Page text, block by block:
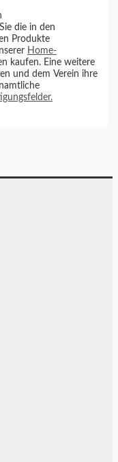
die in den
Produkte
Home-
kaufen. Eine weitere
und dem Verein ihre